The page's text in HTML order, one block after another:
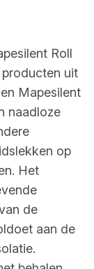
Roll
uit
Mapesilent
naadloze
op
Het
de
aan de